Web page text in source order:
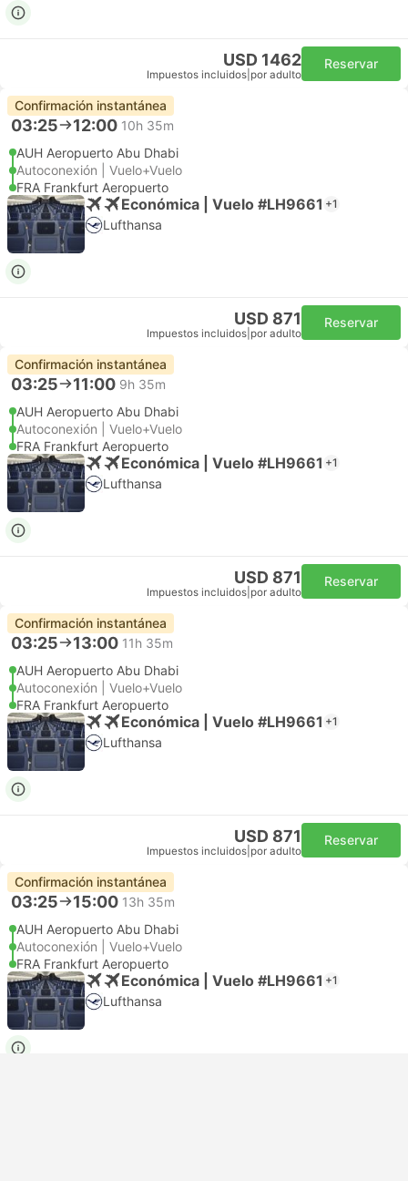
USD 1462
Impuestos incluidos por adulto
Reservar
Confirmación instantánea
03:25 12:00 10h 35m
AUH Aeropuerto Abu Dhabi
Autoconexión | Vuelo+Vuelo
FRA Frankfurt Aeropuerto
Económica | Vuelo #LH9661 +1
Lufthansa
USD 871
Impuestos incluidos por adulto
Reservar
Confirmación instantánea
03:25 11:00 9h 35m
AUH Aeropuerto Abu Dhabi
Autoconexión | Vuelo+Vuelo
FRA Frankfurt Aeropuerto
Económica | Vuelo #LH9661 +1
Lufthansa
USD 871
Impuestos incluidos por adulto
Reservar
Confirmación instantánea
03:25 13:00 11h 35m
AUH Aeropuerto Abu Dhabi
Autoconexión | Vuelo+Vuelo
FRA Frankfurt Aeropuerto
Económica | Vuelo #LH9661 +1
Lufthansa
USD 871
Impuestos incluidos por adulto
Reservar
Confirmación instantánea
03:25 15:00 13h 35m
AUH Aeropuerto Abu Dhabi
Autoconexión | Vuelo+Vuelo
FRA Frankfurt Aeropuerto
Económica | Vuelo #LH9661 +1
Lufthansa